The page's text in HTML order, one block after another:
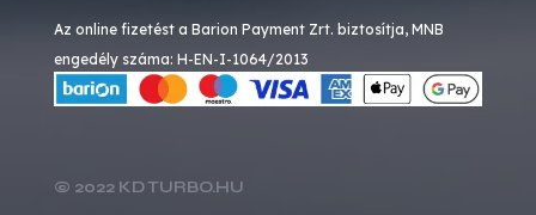
Az online fizetést a Barion Payment Zrt. biztosítja, MNB
engedély száma: H-EN-I-1064/2013
© 2022 KD TURBO.HU